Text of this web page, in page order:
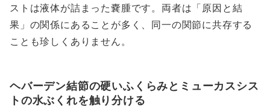
ストは液体が詰まった嚢腫です。両者は「原因と結
果」の関係にあることが多く、同一の関節に共存する
ことも珍しくありません。
ヘバーデン結節の硬いふくらみとミューカスシス
トの水ぶくれを触り分ける